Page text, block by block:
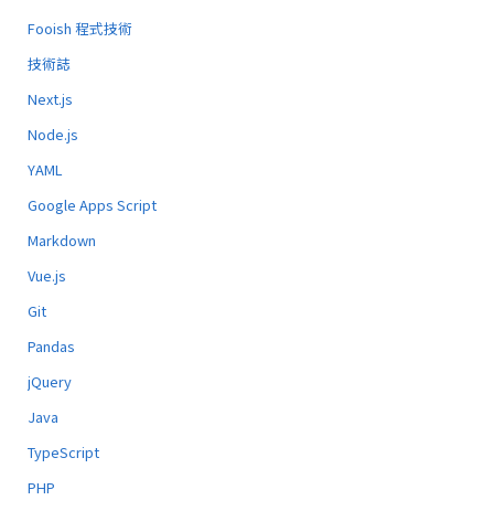
Fooish 程式技術
技術誌
Next.js
Node.js
YAML
Google Apps Script
Markdown
Vue.js
Git
Pandas
jQuery
Java
TypeScript
PHP